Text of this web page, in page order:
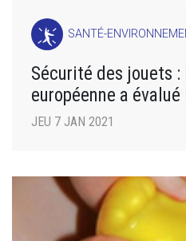
SANTÉ-
Sécurité des jouets
européenne a
JEU 7 JAN 2021